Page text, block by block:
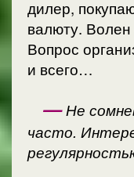
дилер,
валюту.
Вопрос
и всего…
—Не
часто.